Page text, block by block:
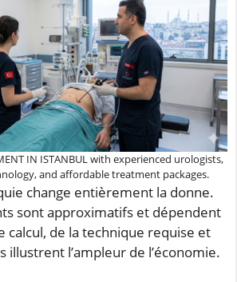
IN ISTANBUL with experienced urologists,
and affordable treatment packages.
change entièrement la donne.
sont approximatifs et dépendent
calcul, de la technique requise et
illustrent l’ampleur de l’économie.